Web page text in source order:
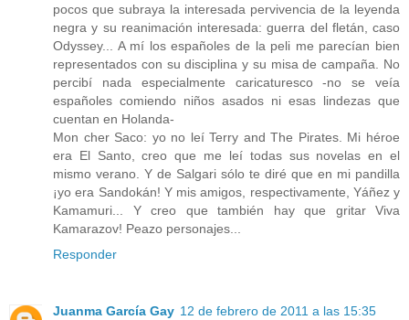
pocos que subraya la interesada pervivencia de la leyenda
negra y su reanimación interesada: guerra del fletán, caso
Odyssey... A mí los españoles de la peli me parecían bien
representados con su disciplina y su misa de campaña. No
percibí nada especialmente caricaturesco -no se veía
españoles comiendo niños asados ni esas lindezas que
cuentan en Holanda-
Mon cher Saco: yo no leí Terry and The Pirates. Mi héroe
era El Santo, creo que me leí todas sus novelas en el
mismo verano. Y de Salgari sólo te diré que en mi pandilla
¡yo era Sandokán! Y mis amigos, respectivamente, Yáñez y
Kamamuri... Y creo que también hay que gritar Viva
Kamarazov! Peazo personajes...
Responder
Juanma García Gay 12 de febrero de 2011 a las 15:35